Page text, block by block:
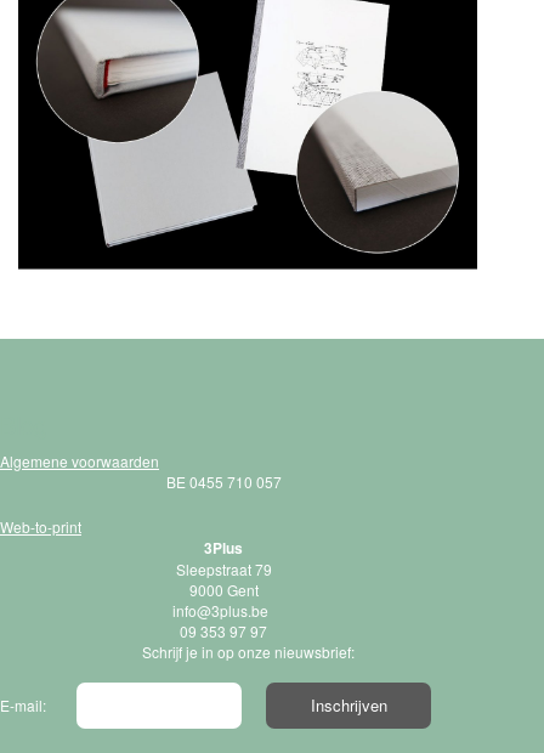
Algemene voorwaarden
BE 0455 710 057
Web-to-print
3Plus
Sleepstraat 79
9000 Gent
info@3plus.be
09 353 97 97
Schrijf je in op onze nieuwsbrief:
E-mail: